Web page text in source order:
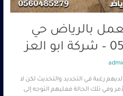
بالرياض حي
رغبة في التجديد والتحديث لكن لا
وفي تلك الحالة فعليهم التوجه إلى